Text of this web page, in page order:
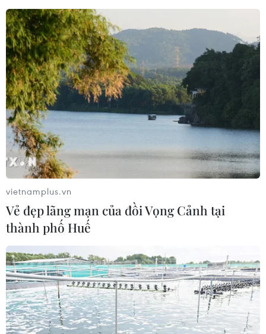
vietnamplus.vn
Vẻ đẹp lãng mạn của đồi Vọng Cảnh tại
thành phố Huế